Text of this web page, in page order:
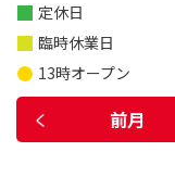
前月
定休日
臨時休業日
13時オープン